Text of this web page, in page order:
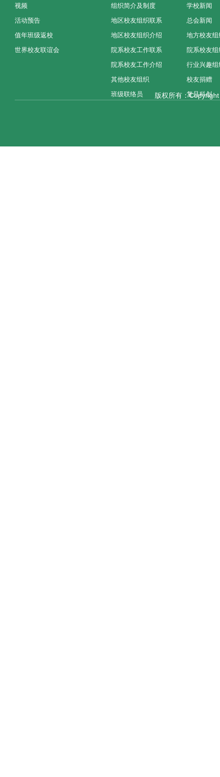
视频
活动预告
值年班级返校
世界校友联谊会
组织简介及制度
地区校友组织联系
地区校友组织介绍
院系校友工作联系
院系校友工作介绍
其他校友组织
班级联络员
学校新闻
总会新闻
地方校友组
院系校友组
行业兴趣组
校友捐赠
复旦科创
版权所有：